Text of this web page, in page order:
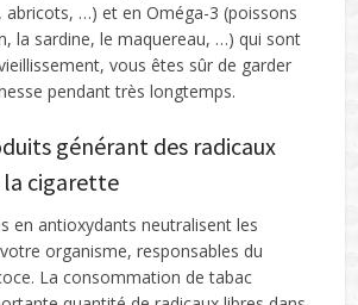
…) et en Oméga-3 (poissons
la sardine, le maquereau, …) qui sont
vous êtes sûr de garder
pendant très longtemps.
générant des radicaux
cigarette
en antioxydants neutralisent les
organisme, responsables du
La consommation de tabac